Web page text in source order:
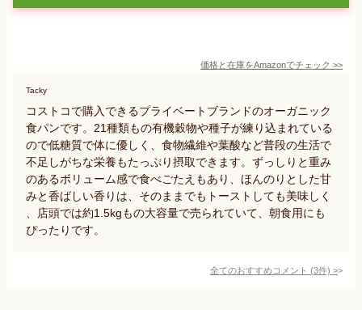
価格と在庫をAmazonでチェック >>
Tacky
コストコで購入できるプライベートブランドのオーガニック
食パンです。21種類もの有機穀物や種子が練り込まれている
ので低糖質で体に優しく、食物繊維や葉酸など普段の生活で
不足しがちな栄養もたっぷり摂取できます。ずっしりと重み
のあるボリューム感で食べごたえもあり、ほんのりとした甘
みと香ばしい香りは、そのままでもトーストしても美味しく
、店頭では約1.5kgもの大容量で売られていて、朝食用にも
ぴったりです。
全てのおすすめコメント (3件) >